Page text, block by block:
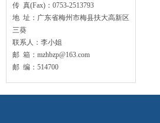
传 真(Fax)：0753-2513793
地 址：广东省梅州市梅县扶大高新区
三葵
联系人：李小姐
邮 箱：mzhbzp@163.com
邮 编：514700